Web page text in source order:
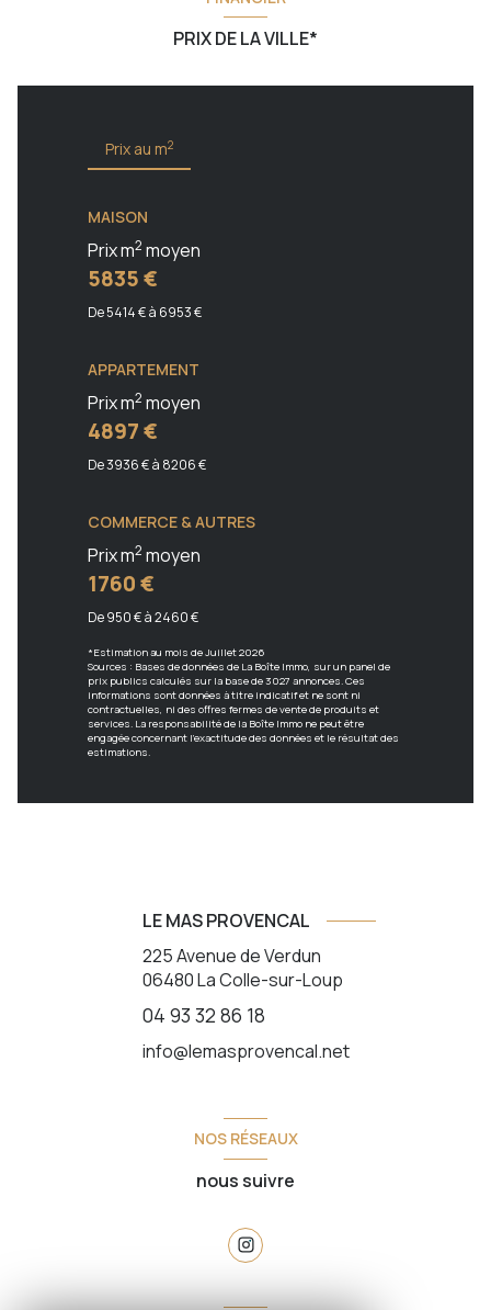
PRIX DE LA VILLE*
Prix au m2
MAISON
Prix m2 moyen
5835 €
De 5414 € à 6953 €
APPARTEMENT
Prix m2 moyen
4897 €
De 3936 € à 8206 €
COMMERCE & AUTRES
Prix m2 moyen
1760 €
De 950 € à 2460 €
*Estimation au mois de Juillet 2026
Sources : Bases de données de La Boîte Immo, sur un panel de
prix publics calculés sur la base de 3027 annonces. Ces
informations sont données à titre indicatif et ne sont ni
contractuelles, ni des offres fermes de vente de produits et
services. La responsabilité de la Boîte Immo ne peut être
engagée concernant l'exactitude des données et le résultat des
estimations.
LE MAS PROVENCAL
225 Avenue de Verdun
06480La Colle-sur-Loup
04 93 32 86 18
info@lemasprovencal.net
NOS RÉSEAUX
nous suivre